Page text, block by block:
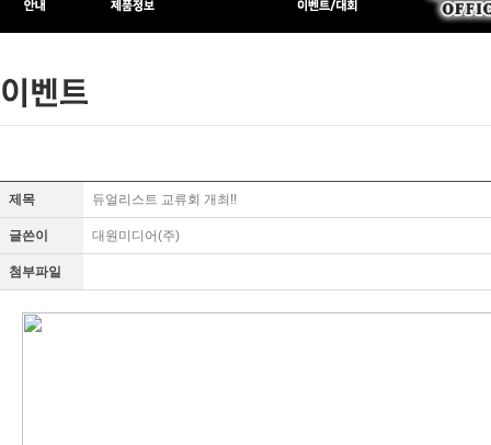
제목 듀얼리스트 교류회 개최!!
글쓴이 대원미디어(주)
첨부파일